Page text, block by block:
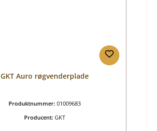
GKT Auro røgvenderplade
Produktnummer: 01009683
Producent: GKT